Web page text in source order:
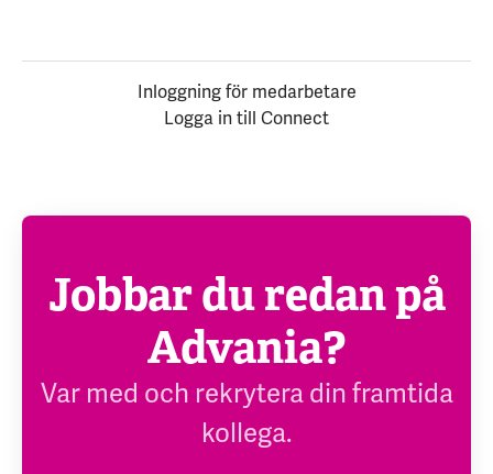
Inloggning för medarbetare
Logga in till Connect
Jobbar du redan på
Advania?
Var med och rekrytera din framtida
kollega.